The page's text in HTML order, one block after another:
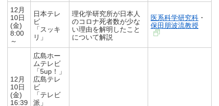
12月
10日
(金)
8:00
～
日本テレ
ビ
「スッキ
リ」
理化学研究所が日本人
のコロナ死者数が少な
い理由を解明したこと
について解説
医系科学研究科 ・
保田朋波流教授
12月
10日
(金)
16:39
広島ホー
ムテレビ
「5up！」
広島テレ
ビ
「テレビ
派」